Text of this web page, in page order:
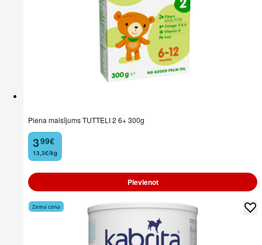
Piena maisījums TUTTELI 2 6+ 300g
3
. 99€
13,3€/kg
Pievienot